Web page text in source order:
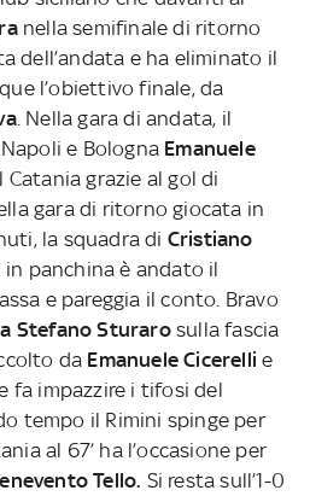
nella semifinale di ritorno
dell’andata e ha eliminato il
l’obiettivo finale, da
. Nella gara di andata, il
e Bologna Emanuele
grazie al gol di
gara di ritorno giocata in
la squadra di Cristiano
panchina è andato il
e pareggia il conto. Bravo
Stefano Sturarosulla fascia
da Emanuele Cicerelli e
fa impazzire i tifosi del
tempo il Rimini spinge per
al 67’ ha l’occasione per
Tello. Si resta sull’1-0